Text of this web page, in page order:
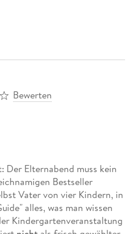
Bewerten
Der Elternabend muss kein
Bestseller
Vater von vier Kindern, in
alles, was man wissen
Kindergartenveranstaltung